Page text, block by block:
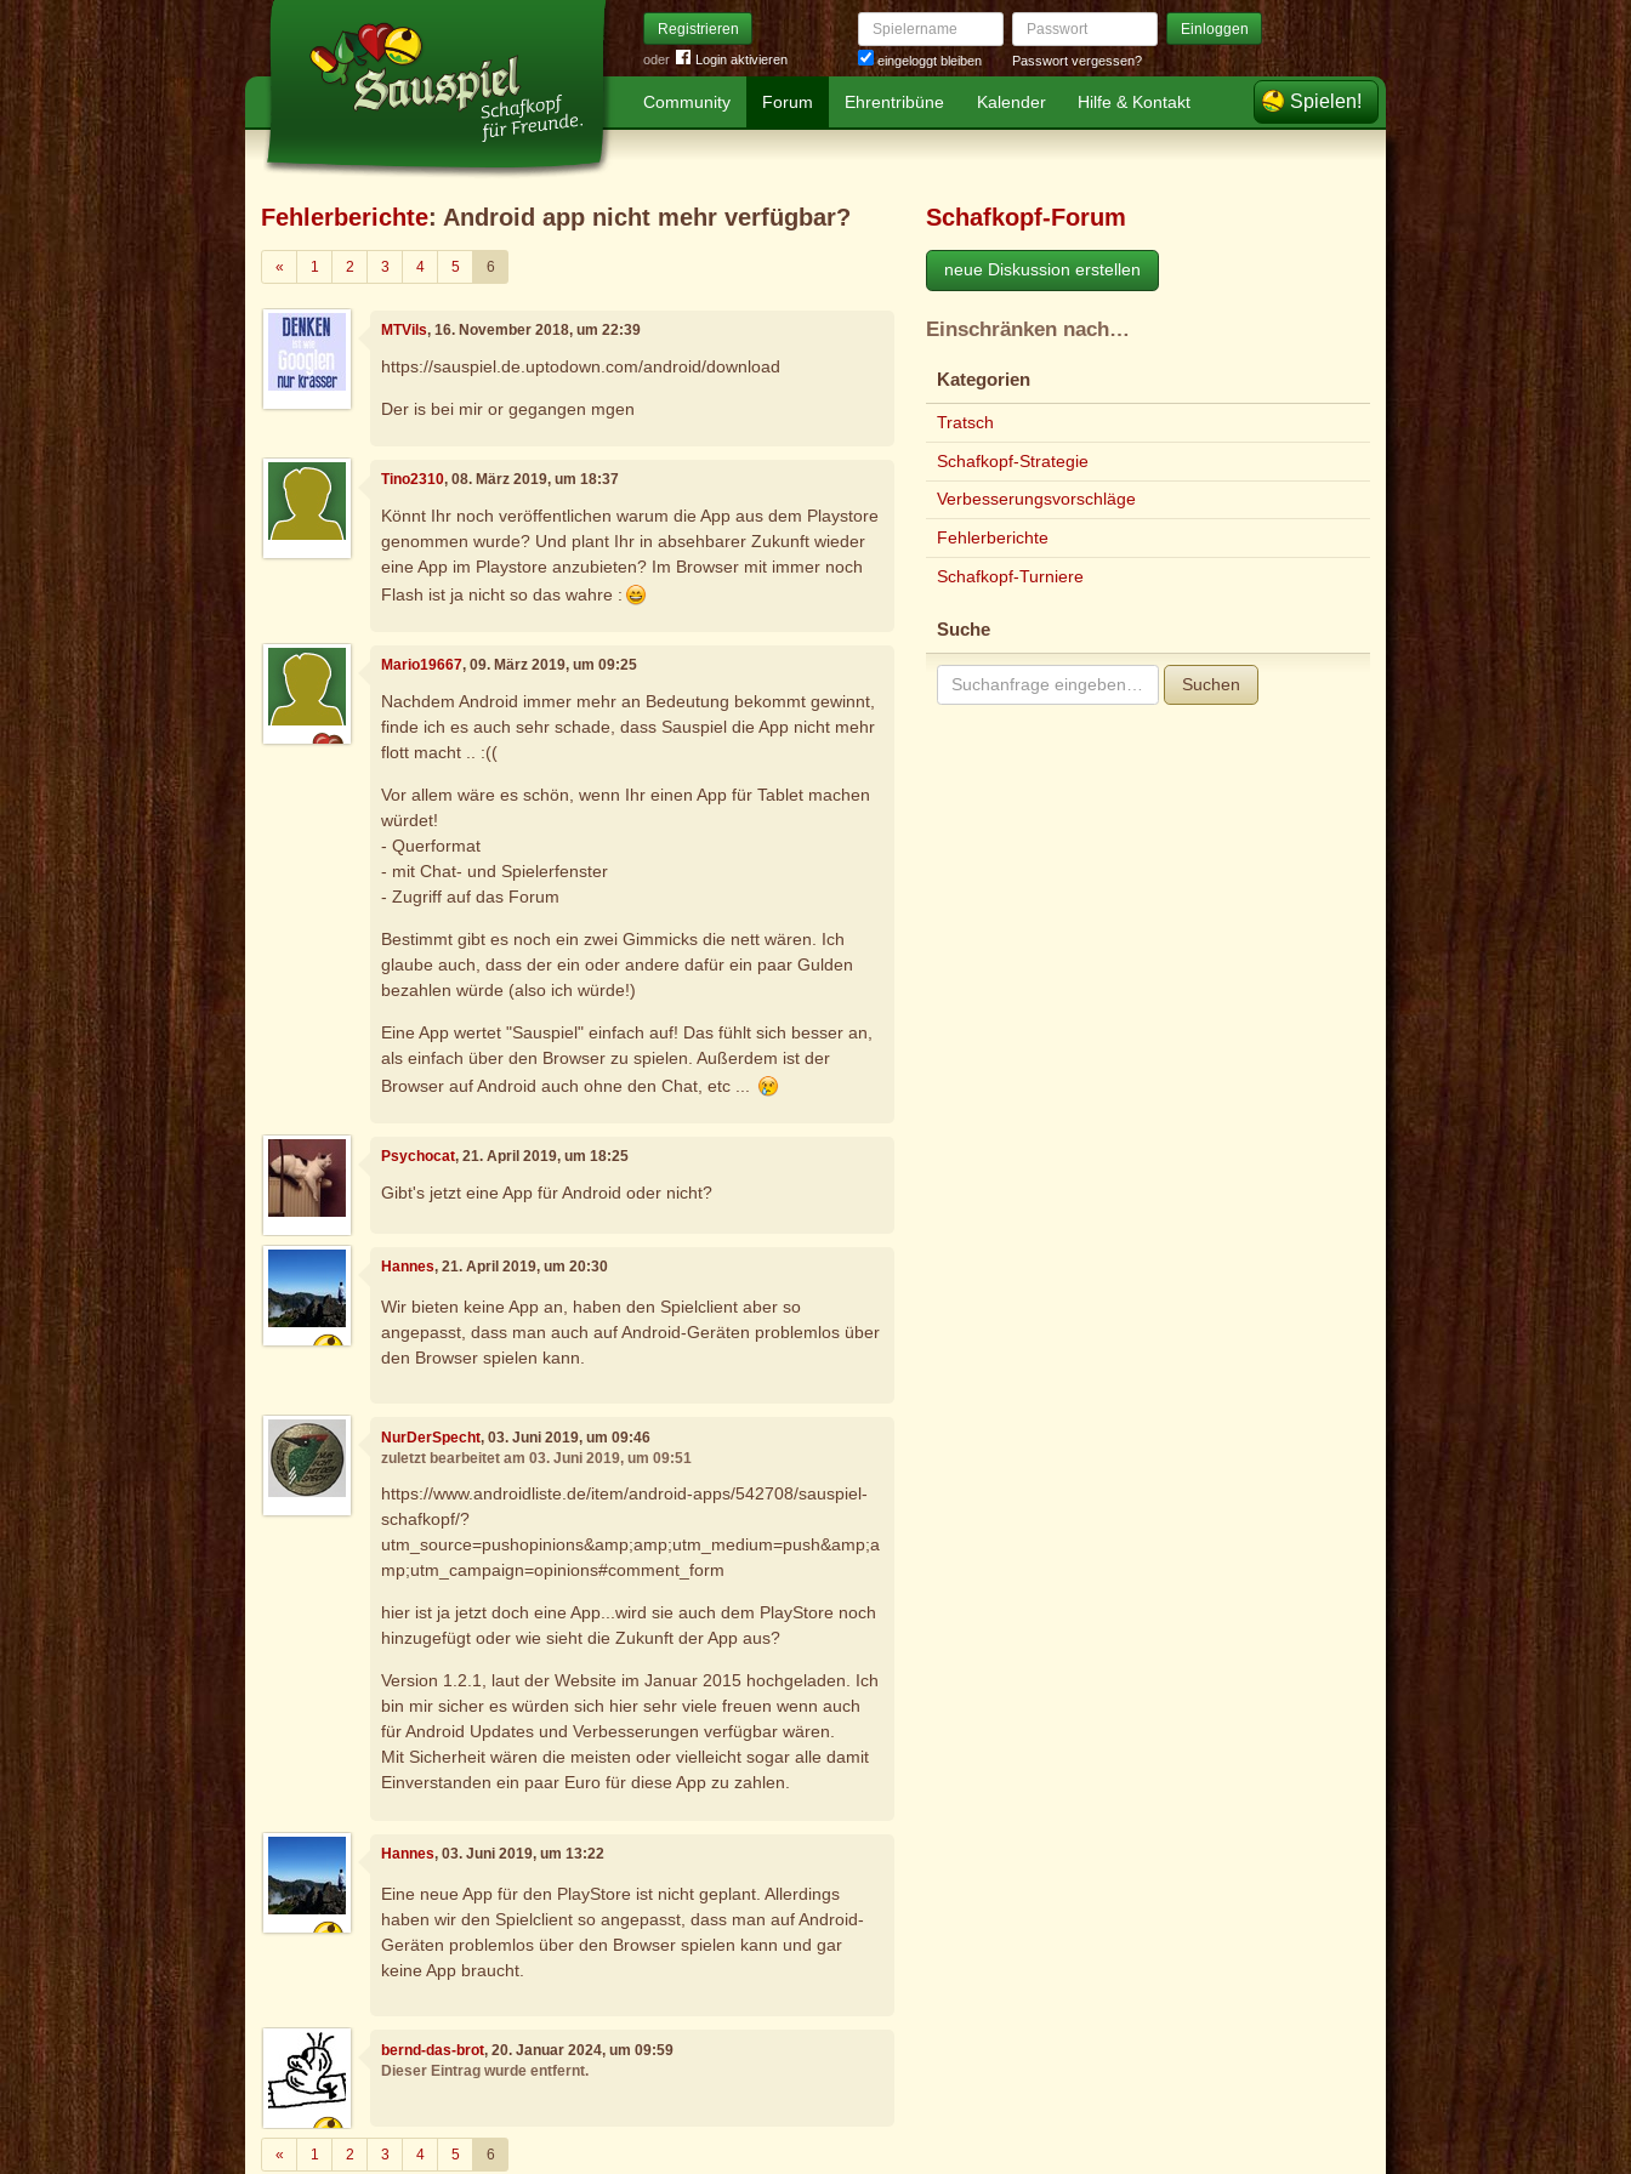
Registrieren
oder Login aktivieren
Spielername
eingeloggt bleiben
Passwort Einloggen
Passwort vergessen?
Community Forum Ehrentribüne Kalender Hilfe & Kontakt Spielen!
Fehlerberichte: Android app nicht mehr verfügbar?
«Zurück
1 2 3 4 5 6
MTVils, 16. November 2018, um 22:39
https://sauspiel.de.uptodown.com/android/download
Der is bei mir or gegangen mgen
Tino2310, 08. März 2019, um 18:37
Könnt Ihr noch veröffentlichen warum die App aus dem Playstore
genommen wurde? Und plant Ihr in absehbarer Zukunft wieder
eine App im Playstore anzubieten? Im Browser mit immer noch
Flash ist ja nicht so das wahre :
Mario19667, 09. März 2019, um 09:25
Nachdem Android immer mehr an Bedeutung bekommt gewinnt,
finde ich es auch sehr schade, dass Sauspiel die App nicht mehr
flott macht .. :((
Vor allem wäre es schön, wenn Ihr einen App für Tablet machen
würdet!
- Querformat
- mit Chat- und Spielerfenster
- Zugriff auf das Forum
Bestimmt gibt es noch ein zwei Gimmicks die nett wären. Ich
glaube auch, dass der ein oder andere dafür ein paar Gulden
bezahlen würde (also ich würde!)
Eine App wertet "Sauspiel" einfach auf! Das fühlt sich besser an,
als einfach über den Browser zu spielen. Außerdem ist der
Browser auf Android auch ohne den Chat, etc ...
Psychocat, 21. April 2019, um 18:25
Gibt's jetzt eine App für Android oder nicht?
Hannes, 21. April 2019, um 20:30
Wir bieten keine App an, haben den Spielclient aber so
angepasst, dass man auch auf Android-Geräten problemlos über
den Browser spielen kann.
NurDerSpecht, 03. Juni 2019, um 09:46
zuletzt bearbeitet am 03. Juni 2019, um 09:51
https://www.androidliste.de/item/android-apps/542708/sauspiel-
schafkopf/?
utm_source=pushopinions&amp;amp;utm_medium=push&amp;a
mp;utm_campaign=opinions#comment_form
hier ist ja jetzt doch eine App...wird sie auch dem PlayStore noch
hinzugefügt oder wie sieht die Zukunft der App aus?
Version 1.2.1, laut der Website im Januar 2015 hochgeladen. Ich
bin mir sicher es würden sich hier sehr viele freuen wenn auch
für Android Updates und Verbesserungen verfügbar wären.
Mit Sicherheit wären die meisten oder vielleicht sogar alle damit
Einverstanden ein paar Euro für diese App zu zahlen.
Hannes, 03. Juni 2019, um 13:22
Eine neue App für den PlayStore ist nicht geplant. Allerdings
haben wir den Spielclient so angepasst, dass man auf Android-
Geräten problemlos über den Browser spielen kann und gar
keine App braucht.
bernd-das-brot, 20. Januar 2024, um 09:59
Dieser Eintrag wurde entfernt.
«Zurück
1 2 3 4 5 6
Schafkopf-Forum
neue Diskussion erstellen
Einschränken nach…
Kategorien
Tratsch
Schafkopf-Strategie
Verbesserungsvorschläge
Fehlerberichte
Schafkopf-Turniere
Suche
Suchen